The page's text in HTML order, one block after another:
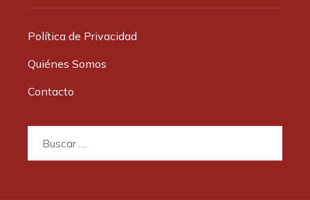
Política de Privacidad
Quiénes Somos
Contacto